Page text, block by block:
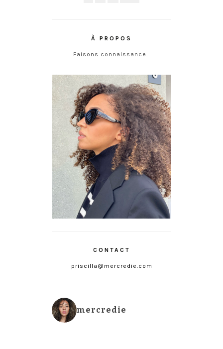
À PROPOS
Faisons connaissance…
CONTACT
priscilla@mercredie.com
mercredie